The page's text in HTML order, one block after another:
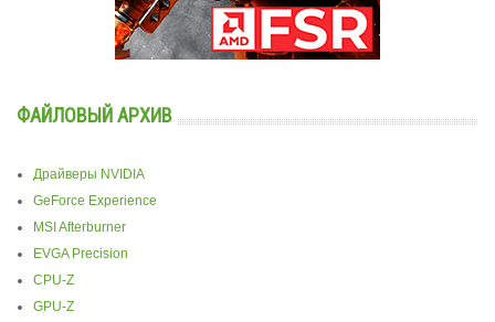
ФАЙЛОВЫЙ АРХИВ
Драйверы NVIDIA
GeForce Experience
MSI Afterburner
EVGA Precision
CPU-Z
GPU-Z